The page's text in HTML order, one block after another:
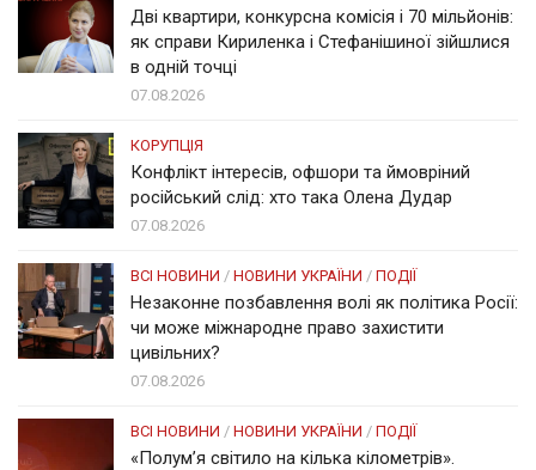
Дві квартири, конкурсна комісія і 70 мільйонів:
як справи Кириленка і Стефанішиної зійшлися
в одній точці
07.08.2026
КОРУПЦІЯ
Конфлікт інтересів, офшори та ймовріний
російський слід: хто така Олена Дудар
07.08.2026
ВСІ НОВИНИ / НОВИНИ УКРАЇНИ / ПОДІЇ
Незаконне позбавлення волі як політика Росії:
чи може міжнародне право захистити
цивільних?
07.08.2026
ВСІ НОВИНИ / НОВИНИ УКРАЇНИ / ПОДІЇ
«Полум’я світило на кілька кілометрів».